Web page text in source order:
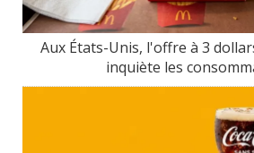
Aux États-Unis, l'offre à 3
inquiète les